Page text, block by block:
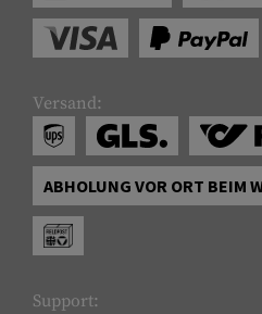
Versand:
ABHOLUNG VOR ORT BEIM
Support: